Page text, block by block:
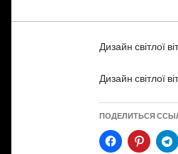
Дизайн світлої
Дизайн світлої
ПОДЕЛИТЬСЯ